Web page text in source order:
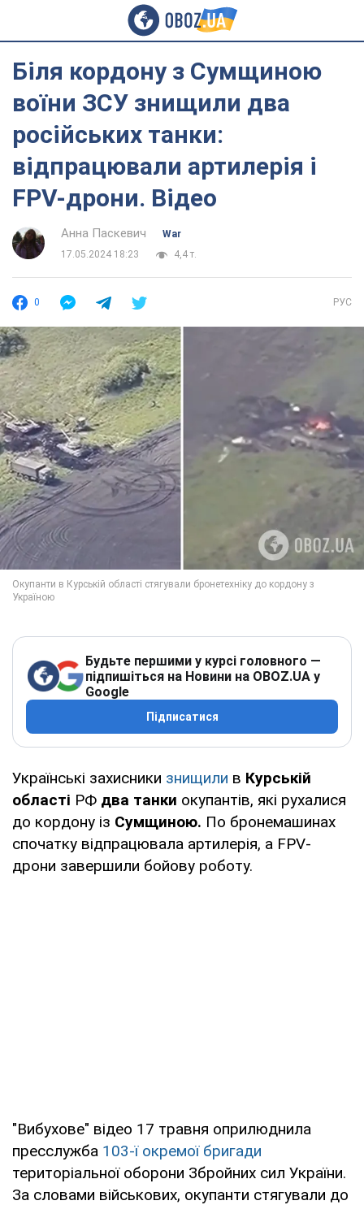
Біля кордону з Сумщиною
воїни ЗСУ знищили два
російських танки:
відпрацювали артилерія і
FPV-дрони. Відео
Анна Паскевич
War
17.05.2024 18:23
4,4 т.
0 РУС
Будьте першими у курсі головного —
підпишіться на Новини на OBOZ.UA у
Google
Підписатися
Українські захисники знищили в Курській
області РФ два танки окупантів, які рухалися
до кордону із Сумщиною. По бронемашинах
спочатку відпрацювала артилерія, а FPV-
дрони завершили бойову роботу.
"Вибухове" відео 17 травня оприлюднила
пресслужба 103-ї окремої бригади
територіальної оборони Збройних сил України.
За словами військових, окупанти стягували до